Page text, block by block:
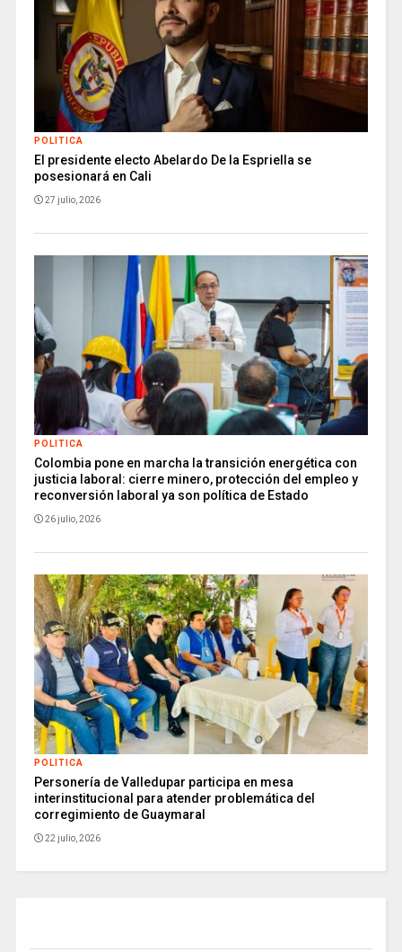
POLITICA
El presidente electo Abelardo De la Espriella se
posesionará en Cali
27 julio, 2026
POLITICA
Colombia pone en marcha la transición energética con
justicia laboral: cierre minero, protección del empleo y
reconversión laboral ya son política de Estado
26 julio, 2026
POLITICA
Personería de Valledupar participa en mesa
interinstitucional para atender problemática del
corregimiento de Guaymaral
22 julio, 2026